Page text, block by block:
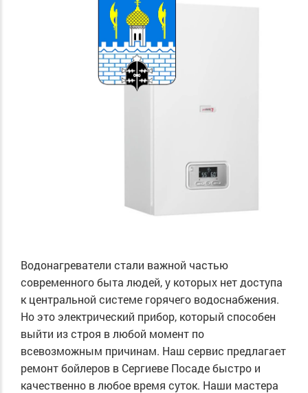
Водонагреватели стали важной частью
современного быта людей, у которых нет доступа
к центральной системе горячего водоснабжения.
Но это электрический прибор, который способен
выйти из строя в любой момент по
всевозможным причинам. Наш сервис предлагает
ремонт бойлеров в Сергиеве Посаде быстро и
качественно в любое время суток. Наши мастера